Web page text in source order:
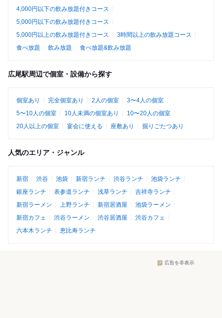
4,000円以下の飲み放題付きコース
5,000円以下の飲み放題付きコース
5,000円以上の飲み放題付きコース
3時間以上の飲み放題コース
食べ放題
飲み放題 食べ放題&飲み放題
広尾駅周辺で個室・設備から探す
個室あり 完全個室あり 2人の個室
3〜4人の個室
5〜10人の個室
10人未満の個室あり
10〜20人の個室
20人以上の個室
宴会に使える 座敷あり 掘りごたつあり
人気のエリア・ジャンル
新宿 渋谷 池袋 新宿ランチ 渋谷ランチ
池袋ランチ
銀座ランチ
表参道ランチ 浅草ランチ
吉祥寺ランチ
新宿ラーメン
上野ランチ 新宿居酒屋
池袋ラーメン
新宿カフェ
渋谷ラーメン 渋谷居酒屋
渋谷カフェ
六本木ランチ
恵比寿ランチ
広告を非表示